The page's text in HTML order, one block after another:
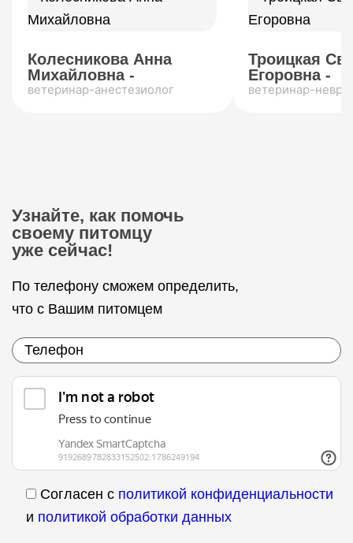
Колесникова Анна
Михайловна -
ветеринар-анестезиолог
Троицкая
Егоровна -
ветеринар-
Узнайте, как помочь
своему питомцу
уже сейчас!
По телефону сможем определить,
что с Вашим питомцем
Согласен с политикой конфиденциальности
и политикой обработки данных